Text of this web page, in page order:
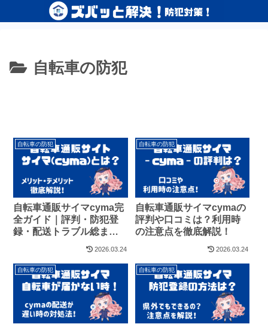
自転車の防犯
自転車の防犯
自転車通販サイマcyma完
全ガイド｜評判・防犯登
録・配送トラブル総まと
2026.03.24
自転車の防犯
自転車通販サイマcymaの
評判や口コミは？利用時
の注意点を徹底解説！
2026.03.24
自転車の防犯 自転車の防犯